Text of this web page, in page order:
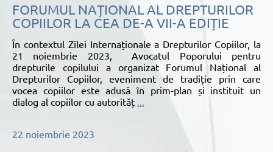
FORUMUL NAȚIONAL AL DREPTURILOR
COPIILOR LA CEA DE-A VII-A EDIȚIE
În contextul Zilei Internaționale a Drepturilor Copiilor, la
21 noiembrie 2023, Avocatul Poporului pentru
drepturile copilului a organizat Forumul Național al
Drepturilor Copiilor, eveniment de tradiție prin care
vocea copiilor este adusă în prim-plan și instituit un
dialog al copiilor cu autorităț
22 noiembrie 2023